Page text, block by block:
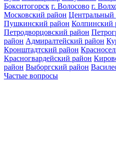
Бокситогорск г. Волосово г.
Московский район Центральный
Пушкинский район Колпинский
Петродворцовский район
район Адмиралтейский район
Кронштадтский район
Красногвардейский район
район Выборгский район
Частые вопросы